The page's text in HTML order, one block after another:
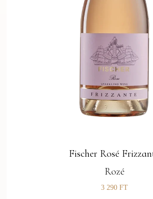
Fischer Rosé
Rozé
3 290 FT